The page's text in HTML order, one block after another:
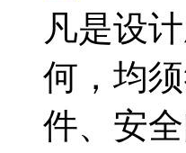
凡是设
何，均
件、安